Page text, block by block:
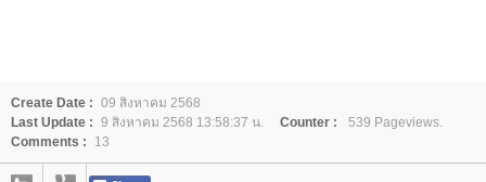
Create Date : 09 สิงหาคม 2568
Last Update : 9 สิงหาคม 2568 13:58:37 น. Counter :
539 Pageviews.
Comments :
13